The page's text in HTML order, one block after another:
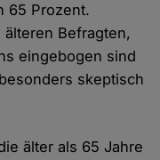
65 Prozent.
Befragten,
eingebogen sind
skeptisch
älter als 65 Jahre